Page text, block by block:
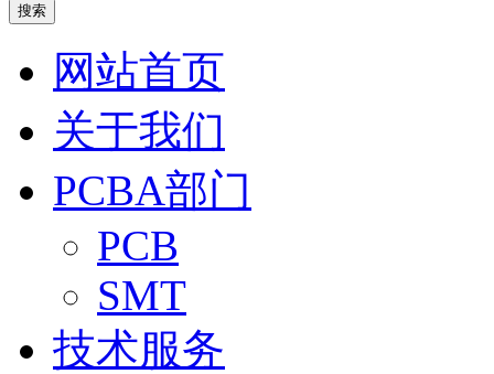
搜索
网站首页
关于我们
PCBA部门
PCB
SMT
技术服务